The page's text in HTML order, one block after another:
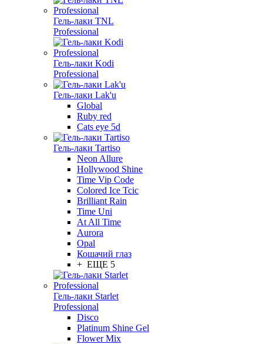
Гель-лаки TNL
Professional
Гель-лаки Kodi
Professional
Гель-лаки Lak'u
Global
Ruby red
Cats eye 5d
Гель-лаки Tartiso
Neon Allure
Hollywood Shine
Time Vip Code
Colored Ice Tcic
Brilliant Rain
Time Uni
At All Time
Aurora
Opal
Кошачий глаз
+ ЕЩЕ 5
Гель-лаки Starlet
Professional
Disco
Platinum Shine Gel
Flower Mix